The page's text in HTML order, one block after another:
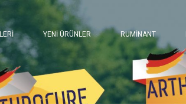
YENİ ÜRÜNLER RUMİNANT